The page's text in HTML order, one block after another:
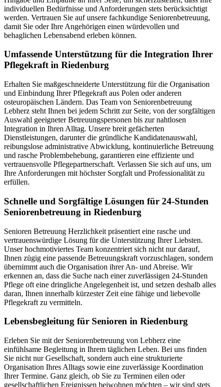
individuellen Bedürfnisse und Anforderungen stets berücksichtigt
werden. Vertrauen Sie auf unsere fachkundige Seniorenbetreuung,
damit Sie oder Ihre Angehörigen einen würdevollen und
behaglichen Lebensabend erleben können.
Umfassende Unterstützung für die Integration Ihrer
Pflegekraft in Riedenburg
Erhalten Sie maßgeschneiderte Unterstützung für die Organisation
und Einbindung Ihrer Pflegekraft aus Polen oder anderen
osteuropäischen Ländern. Das Team von Seniorenbetreuung
Lebherz steht Ihnen bei jedem Schritt zur Seite, von der sorgfältigen
Auswahl geeigneter Betreuungspersonen bis zur nahtlosen
Integration in Ihren Alltag. Unsere breit gefächerten
Dienstleistungen, darunter die gründliche Kandidatenauswahl,
reibungslose administrative Abwicklung, kontinuierliche Betreuung
und rasche Problembehebung, garantieren eine effiziente und
vertrauensvolle Pflegepartnerschaft. Verlassen Sie sich auf uns, um
Ihre Anforderungen mit höchster Sorgfalt und Professionalität zu
erfüllen.
Schnelle und Sorgfältige Lösungen für 24-Stunden
Seniorenbetreuung in Riedenburg
Senioren Betreuung Herzlichkeit präsentiert eine rasche und
vertrauenswürdige Lösung für die Unterstützung Ihrer Liebsten.
Unser hochmotiviertes Team konzentriert sich nicht nur darauf,
Ihnen zügig eine passende Betreuungskraft vorzuschlagen, sondern
übernimmt auch die Organisation ihrer An- und Abreise. Wir
erkennen an, dass die Suche nach einer zuverlässigen 24-Stunden
Pflege oft eine dringliche Angelegenheit ist, und setzen deshalb alles
daran, Ihnen innerhalb kürzester Zeit eine fähige und liebevolle
Pflegekraft zu vermitteln.
Lebensbegleitung für Senioren in Riedenburg
Erleben Sie mit der Seniorenbetreuung von Lebherz eine
einfühlsame Begleitung in Ihrem täglichen Leben. Bei uns finden
Sie nicht nur Gesellschaft, sondern auch eine strukturierte
Organisation Ihres Alltags sowie eine zuverlässige Koordination
Ihrer Termine. Ganz gleich, ob Sie zu Terminen eilen oder
gesellschaftlichen Ereignissen beiwohnen möchten – wir sind stets